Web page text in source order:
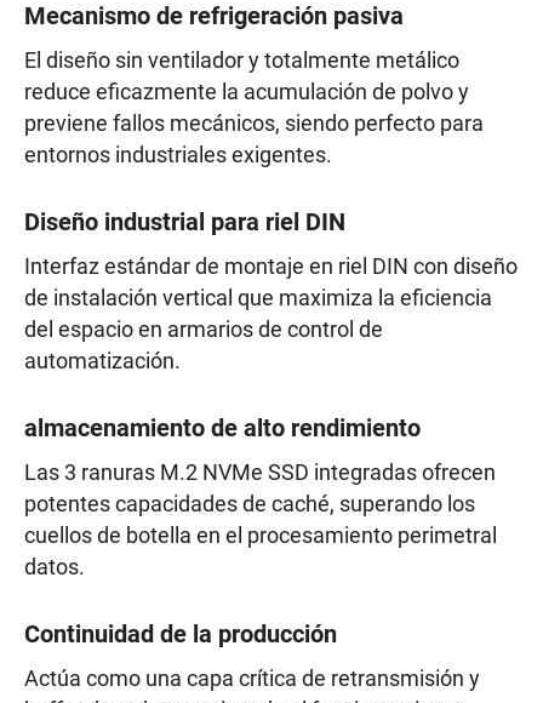
Mecanismo de refrigeración pasiva
El diseño sin ventilador y totalmente metálico
reduce eficazmente la acumulación de polvo y
previene fallos mecánicos, siendo perfecto para
entornos industriales exigentes.
Diseño industrial para riel DIN
Interfaz estándar de montaje en riel DIN con diseño
de instalación vertical que maximiza la eficiencia
del espacio en armarios de control de
automatización.
almacenamiento de alto rendimiento
Las 3 ranuras M.2 NVMe SSD integradas ofrecen
potentes capacidades de caché, superando los
cuellos de botella en el procesamiento perimetral
datos.
Continuidad de la producción
Actúa como una capa crítica de retransmisión y